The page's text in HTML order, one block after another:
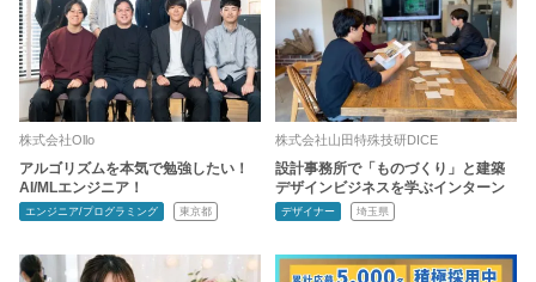
株式会社Ollo
アルゴリズムを本気で勉強したい！
AI/MLエンジニア！
エンジニア/プログラミング 東京都
株式会社山田特殊技研DICE
設計事務所で「ものづくり」と建築
デザインビジネスを学ぶインターン
デザイナー 埼玉県